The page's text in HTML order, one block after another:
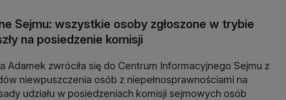
Sejmu: wszystkie osoby zgłoszone w trybie
na posiedzenie komisji
Adamek zwróciła się do Centrum Informacyjnego Sejmu z
niewpuszczenia osób z niepełnosprawnościami na
udziału w posiedzeniach komisji sejmowych osób